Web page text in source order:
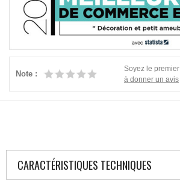
Note :
Soyez le premier
à donner un avis
CARACTÉRISTIQUES TECHNIQUES